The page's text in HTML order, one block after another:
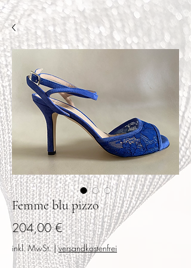
Femme blu pizzo
204,00 €Preis
inkl. MwSt.|versandkostenfrei